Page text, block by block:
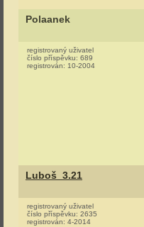
Polaanek
registrovaný uživatel
číslo příspěvku: 689
registrován: 10-2004
Luboš_3.21
registrovaný uživatel
číslo příspěvku: 2635
registrován: 4-2014